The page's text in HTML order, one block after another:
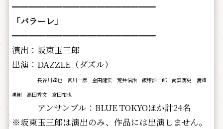
━━━━━━━━━━━━━━━━━
「バラーレ」
━━━━━━━━━━━━━━━━━
演出：坂東玉三郎
出演：DAZZLE（ダズル）
長谷川達也 宮川一彦 金田健宏 荒井信治 飯塚浩一郎 南雲篤史 渡邉
勇樹 高田秀文 宮田祐也
アンサンブル：BLUE TOKYOほか計24名
※坂東玉三郎は演出のみ、作品には出演しません。